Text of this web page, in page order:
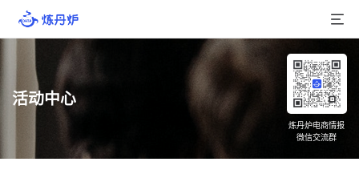
产品介绍
活动中心
炼丹炉电商情报
微信交流群